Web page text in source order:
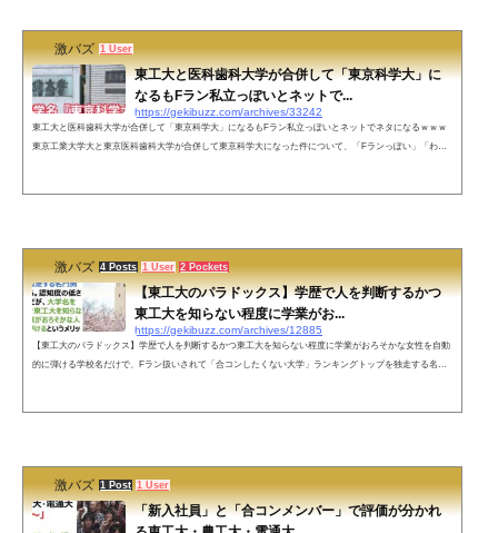
激バズ 1 User
東工大と医科歯科大学が合併して「東京科学大」に
なるもFラン私立っぽいとネットで...
https://gekibuzz.com/archives/33242
東工大と医科歯科大学が合併して「東京科学大」になるもFラン私立っぽいとネットでネタになるｗｗｗ
東京工業大学大と東京医科歯科大学が合併して東京科学大になった件について、「Fランっぽい」「わか
激バズ 4 Posts 1 User 2 Pockets
【東工大のパラドックス】学歴で人を判断するかつ
東工大を知らない程度に学業がお...
https://gekibuzz.com/archives/12885
【東工大のパラドックス】学歴で人を判断するかつ東工大を知らない程度に学業がおろそかな女性を自動
的に弾ける学校名だけで、Fラン扱いされて「合コンしたくない大学」ランキングトップを独走する名門
激バズ 1 Post 1 User
「新入社員」と「合コンメンバー」で評価が分かれ